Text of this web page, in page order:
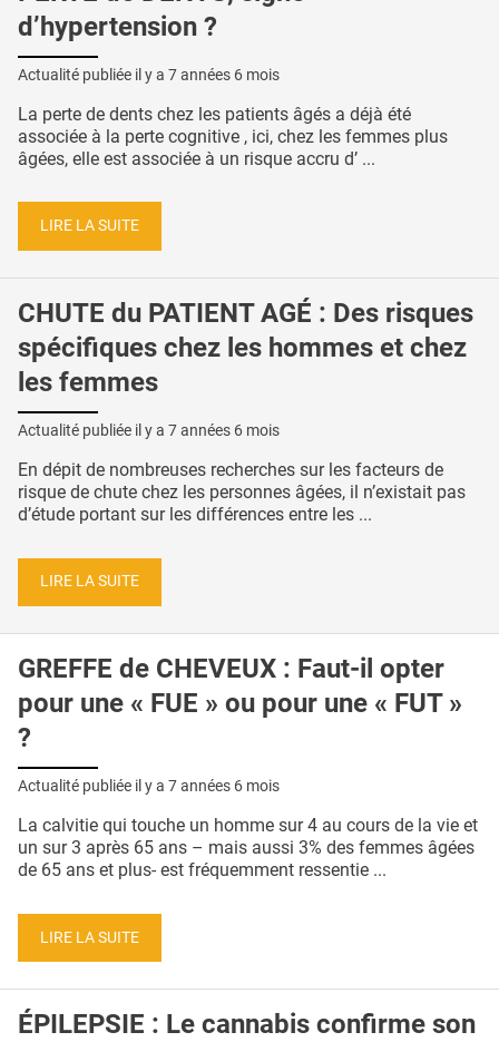
d’hypertension ?
Actualité publiée il y a 7 années 6 mois
La perte de dents chez les patients âgés a déjà été
associée à la perte cognitive , ici, chez les femmes plus
âgées, elle est associée à un risque accru d’ ...
LIRE LA SUITE
CHUTE du PATIENT AGÉ : Des risques
spécifiques chez les hommes et chez
les femmes
Actualité publiée il y a 7 années 6 mois
En dépit de nombreuses recherches sur les facteurs de
risque de chute chez les personnes âgées, il n’existait pas
d’étude portant sur les différences entre les ...
LIRE LA SUITE
GREFFE de CHEVEUX : Faut-il opter
pour une « FUE » ou pour une « FUT »
?
Actualité publiée il y a 7 années 6 mois
La calvitie qui touche un homme sur 4 au cours de la vie et
un sur 3 après 65 ans – mais aussi 3% des femmes âgées
de 65 ans et plus- est fréquemment ressentie ...
LIRE LA SUITE
ÉPILEPSIE : Le cannabis confirme son